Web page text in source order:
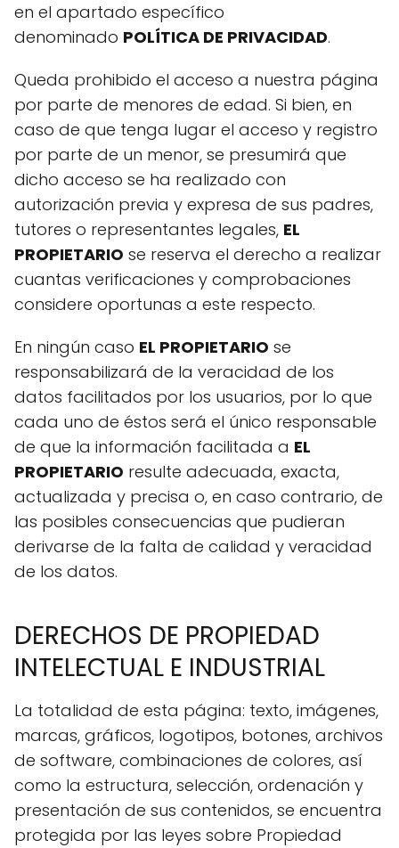
en el apartado específico
denominado POLÍTICA DE PRIVACIDAD.
Queda prohibido el acceso a nuestra página
por parte de menores de edad. Si bien, en
caso de que tenga lugar el acceso y registro
por parte de un menor, se presumirá que
dicho acceso se ha realizado con
autorización previa y expresa de sus padres,
tutores o representantes legales, EL
PROPIETARIO se reserva el derecho a realizar
cuantas verificaciones y comprobaciones
considere oportunas a este respecto.
En ningún caso EL PROPIETARIO se
responsabilizará de la veracidad de los
datos facilitados por los usuarios, por lo que
cada uno de éstos será el único responsable
de que la información facilitada a EL
PROPIETARIO resulte adecuada, exacta,
actualizada y precisa o, en caso contrario, de
las posibles consecuencias que pudieran
derivarse de la falta de calidad y veracidad
de los datos.
DERECHOS DE PROPIEDAD
INTELECTUAL E INDUSTRIAL
La totalidad de esta página: texto, imágenes,
marcas, gráficos, logotipos, botones, archivos
de software, combinaciones de colores, así
como la estructura, selección, ordenación y
presentación de sus contenidos, se encuentra
protegida por las leyes sobre Propiedad